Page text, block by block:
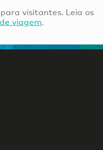
visitantes. Leia os
viagem.